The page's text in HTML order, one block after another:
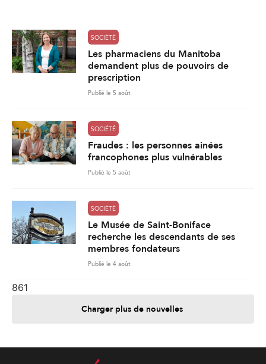
SOCIÉTÉ
Les pharmaciens du Manitoba
demandent plus de pouvoirs de
prescription
Publié le 5 août
SOCIÉTÉ
Fraudes : les personnes ainées
francophones plus vulnérables
Publié le 5 août
SOCIÉTÉ
Le Musée de Saint-Boniface
recherche les descendants de ses
membres fondateurs
Publié le 4 août
861
Charger plus de nouvelles